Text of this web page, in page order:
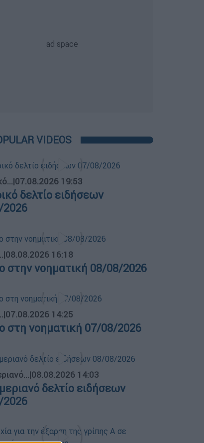
VIDEOS
|07.08.2026 19:53
δελτίο ειδήσεων
|08.08.2026 16:18
στην νοηματική 08/08/2026
|07.08.2026 14:25
στη νοηματική 07/08/2026
|08.08.2026 14:03
δελτίο ειδήσεων